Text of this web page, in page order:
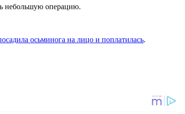
небольшую операцию.
осьминога на лицо и поплатилась.